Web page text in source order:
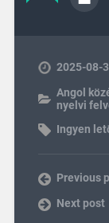
2025-08-
Angol
nyelvi
Ingyen
Previous
Next post